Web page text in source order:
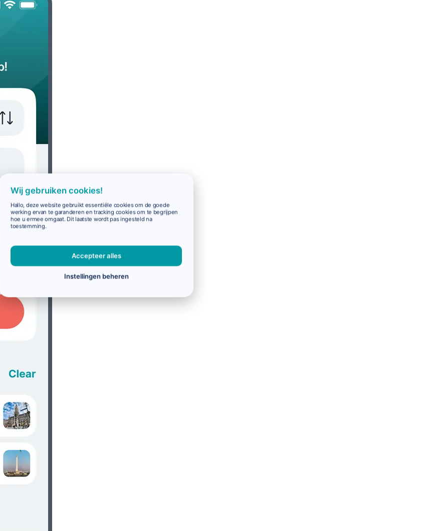
Wij gebruiken cookies!
Hallo, deze website gebruikt essentiële cookies om de goede
werking ervan te garanderen en tracking cookies om te begrijpen
hoe u ermee omgaat. Dit laatste wordt pas ingesteld na
toestemming.
Accepteer alles
Instellingen beheren